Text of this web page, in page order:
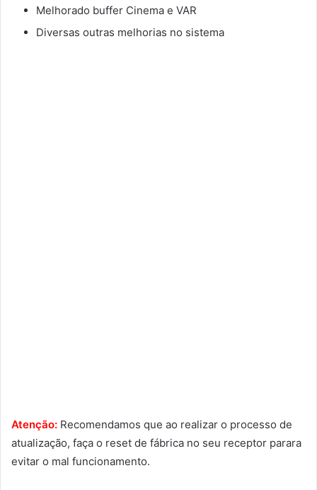
Melhorado buffer Cinema e VAR
Diversas outras melhorias no sistema
Atenção: Recomendamos que ao realizar o processo de
atualização, faça o reset de fábrica no seu receptor parara
evitar o mal funcionamento.